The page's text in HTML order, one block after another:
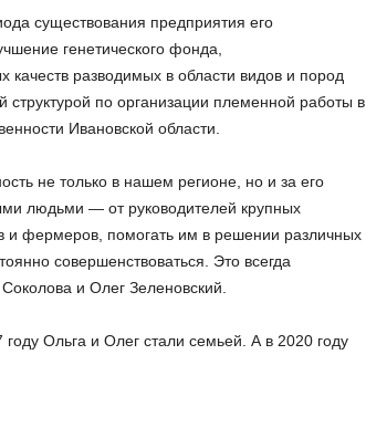
существования предприятия его
генетического фонда,
разводимых в области видов и пород
по организации племенной работы в
Ивановской области.
не только в нашем регионе, но и за его
людьми — от руководителей крупных
и фермеров, помогать им в решении различных
совершенствоваться. Это всегда
и Олег Зеленовский.
Ольга и Олег стали семьей. А в 2020 году